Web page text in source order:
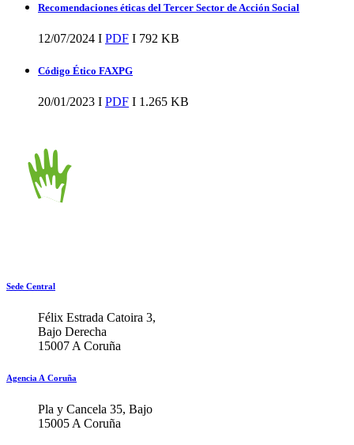
Recomendaciones éticas del Tercer Sector de Acción Social
12/07/2024 I PDF I 792 KB
Código Ético FAXPG
20/01/2023 I PDF I 1.265 KB
Sede Central
Félix Estrada Catoira 3,
Bajo Derecha
15007 A Coruña
Agencia A Coruña
Pla y Cancela 35, Bajo
15005 A Coruña